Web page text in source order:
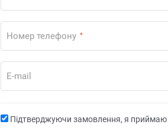
Номер телефону *
E-mail
Підтверджуючи замовлення, я приймаю